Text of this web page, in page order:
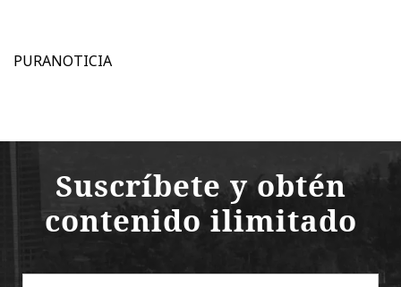
PURANOTICIA